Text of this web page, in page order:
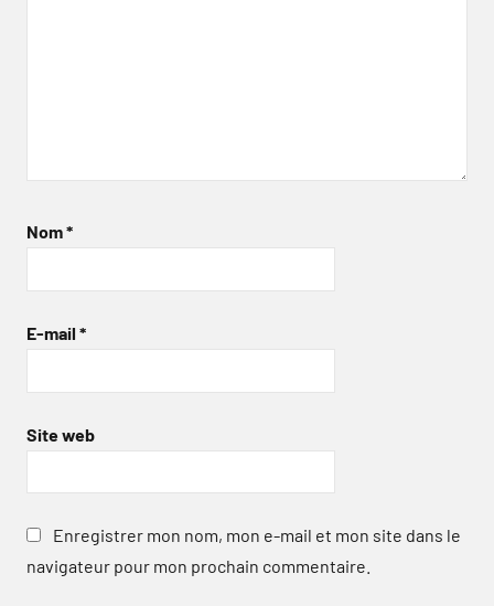
Nom*
E-mail *
Site web
Enregistrer mon nom, mon e-mail et mon site dans le
navigateur pour mon prochain commentaire.